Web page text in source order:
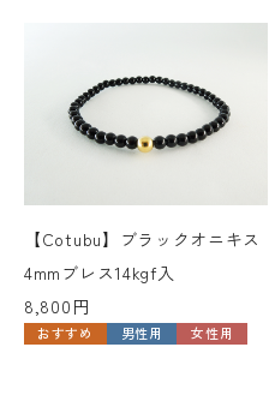
【Cotubu】ブラックオニキス
4mmブレス14kgf入
8,800円
おすすめ 男性用 女性用